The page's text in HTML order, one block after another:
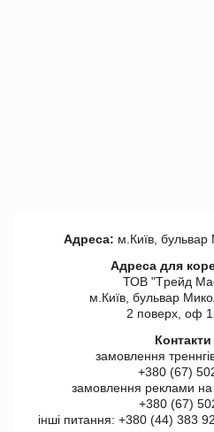
Адреса: м.Київ,
Адреса для
ТОВ "Tрейд
м.Київ, бульвар
2 поверх, оф
замовлення
+380 (67)
замовлення реклами на
+380 (67)
інші питання: +380 (44) 383